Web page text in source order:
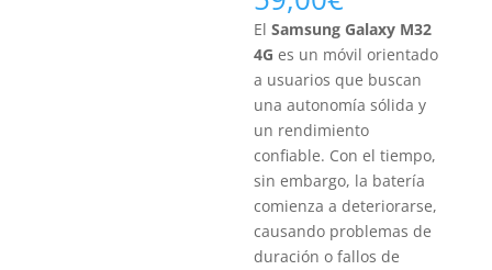
ElSamsung Galaxy M32
4G es un móvil orientado
a usuarios que buscan
una autonomía sólida y
un rendimiento
confiable. Con el tiempo,
sin embargo, la batería
comienza a deteriorarse,
causando problemas de
duración o fallos de